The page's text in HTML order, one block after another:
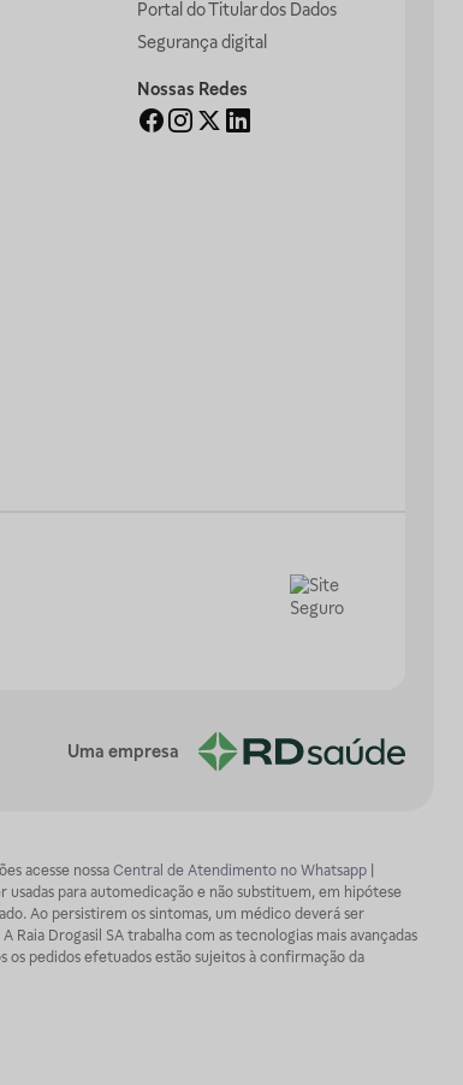
Portal do Titular dos Dados
Segurança digital
Nossas Redes
Uma empresa
acesse nossa Central de Atendimento no Whatsapp
usadas para automedicação e não substituem, em hipótese
Ao persistirem os sintomas, um médico deverá ser
Drogasil SA trabalha com as tecnologias mais avançadas
os pedidos efetuados estão sujeitos à confirmação da